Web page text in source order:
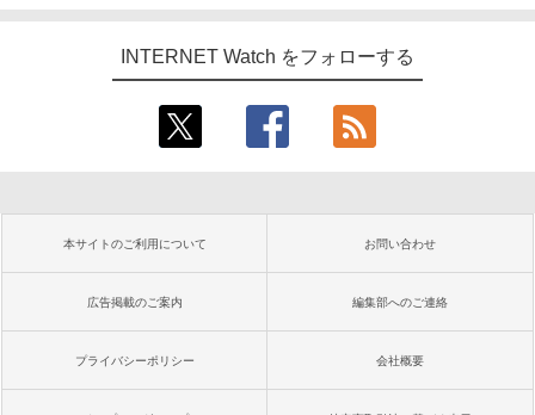
INTERNET Watch をフォローする
本サイトのご利用について お問い合わせ
広告掲載のご案内 編集部へのご連絡
プライバシーポリシー 会社概要